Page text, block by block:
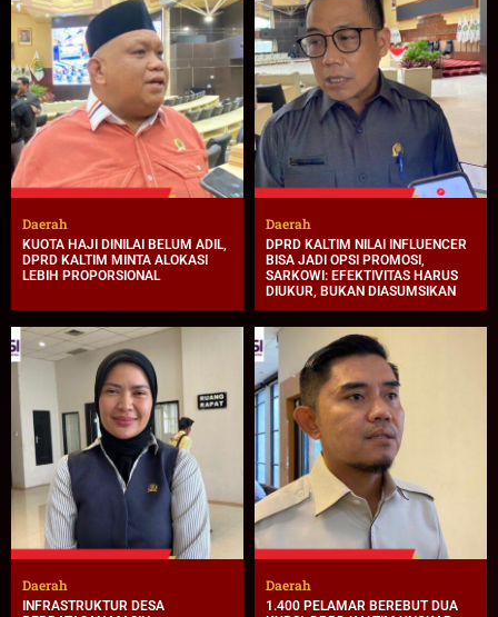
Daerah
KUOTA HAJI DINILAI BELUM ADIL,
DPRD KALTIM MINTA ALOKASI
LEBIH PROPORSIONAL
Daerah
DPRD KALTIM NILAI INFLUENCER
BISA JADI OPSI PROMOSI,
SARKOWI: EFEKTIVITAS HARUS
DIUKUR, BUKAN DIASUMSIKAN
Daerah
INFRASTRUKTUR DESA
Daerah
1.400 PELAMAR BEREBUT DUA